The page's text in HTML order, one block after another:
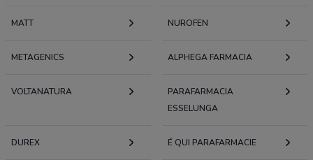
MATT NUROFEN
METAGENICS ALPHEGA FARMACIA
VOLTANATURA
PARAFARMACIA
ESSELUNGA
DUREX É QUI PARAFARMACIE